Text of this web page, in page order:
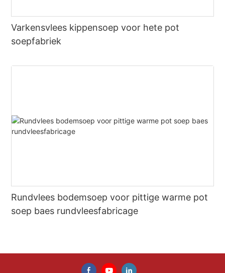
Varkensvlees kippensoep voor hete pot
soepfabriek
Rundvlees bodemsoep voor pittige warme pot
soep baes rundvleesfabricage